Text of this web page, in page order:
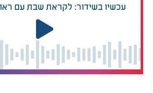
עכשיו בשידור: לקראת שבת עם